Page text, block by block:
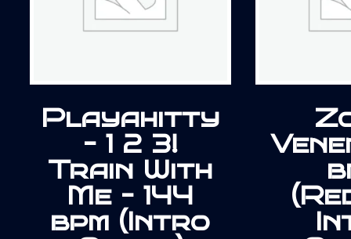
Playahitty
– 1 2 3!
Train With
Me – 144
bpm (Intro